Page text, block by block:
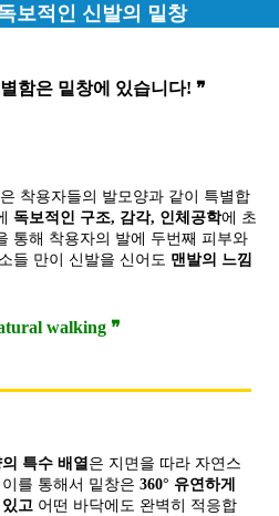
보적인 신발의 밑창
함은 밑창에 있습니다! ❞
착용자들의 발모양과 같이 특별합
독보적인 구조, 감각, 인체공학에 초
통해 착용자의 발에 두번째 피부와
들 만이 신발을 신어도 맨발의 느낌
walking ❞
특수 배열 은 지면을 따라 자연스
를 통해서 밑창은 360° 유연하게
고 어떤 바닥에도 완벽히 적응합